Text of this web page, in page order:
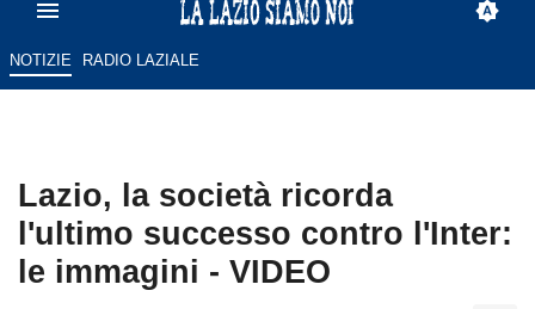
NOTIZIE RADIO LAZIALE
Lazio, la società ricorda
l'ultimo successo contro l'Inter:
le immagini - VIDEO